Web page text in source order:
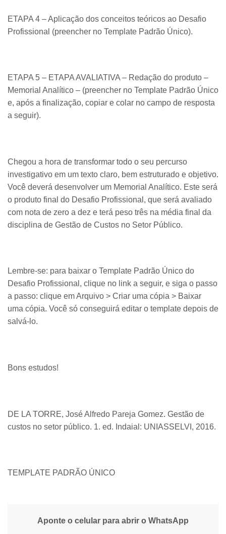
ETAPA 4 – Aplicação dos conceitos teóricos ao Desafio
Profissional (preencher no Template Padrão Único).
ETAPA 5 – ETAPA AVALIATIVA – Redação do produto –
Memorial Analítico – (preencher no Template Padrão Único
e, após a finalização, copiar e colar no campo de resposta
a seguir).
Chegou a hora de transformar todo o seu percurso
investigativo em um texto claro, bem estruturado e objetivo.
Você deverá desenvolver um Memorial Analítico. Este será
o produto final do Desafio Profissional, que será avaliado
com nota de zero a dez e terá peso três na média final da
disciplina de Gestão de Custos no Setor Público.
Lembre-se: para baixar o Template Padrão Único do
Desafio Profissional, clique no link a seguir, e siga o passo
a passo: clique em Arquivo > Criar uma cópia > Baixar
uma cópia. Você só conseguirá editar o template depois de
salvá-lo.
Bons estudos!
DE LA TORRE, José Alfredo Pareja Gomez. Gestão de
custos no setor público. 1. ed. Indaial: UNIASSELVI, 2016.
TEMPLATE PADRÃO ÚNICO
Aponte o celular para abrir o WhatsApp